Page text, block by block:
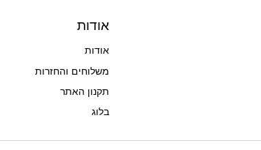
אודות
אודות
משלוחים והחזרות
תקנון האתר
בלוג